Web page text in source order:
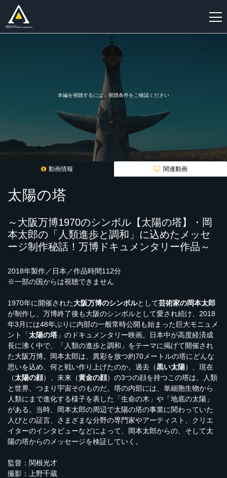
本編を視聴するには、視聴条件をご確認ください
動画情報 関連動画
太陽の塔
～大阪万博1970のシンボル【太陽の塔】・岡
本太郎の「人類進歩と調和」に込めたメッセ
ージ制作秘話！万博ドキュメンタリー作品～
2018年製作／日本／作品時間112分
※一部の国からは視聴できません
1970年に開催された大阪万博のシンボルとして芸術家の岡本太郎
が制作し、万博終了後も大阪のシンボルとして愛され続け、2018
年3月には48年ぶりに内部の一般常時公開も始まった巨大モニュメ
ント「太陽の塔 」のドキュメンタリー映画。日本中が高度経済成
長に沸く中で、「人類の進歩と調和」をテーマに掲げて開催され
た大阪万博。岡本太郎は、異彩を放つ約70メートルの塔にどんな
思いを込め、何と戦い作り上げたのか。過去（黒い太陽）、現在
（太陽の顔）、未来（黄金の顔）の3つの顔を持つこの塔は、人類
と世界、つまり宇宙そのものだ。塔の内部には、単細胞生物から
人類にまで進化する様子を表した「生命の木」や「地底の太陽」
がある。当時、岡本太郎の周辺で太陽の塔の事業に関わっていた
人びとの証言、さまざまな分野の専門家やアーティスト、クリエ
イターのインタビューなどによって、岡本太郎からの、そして太
陽の塔からのメッセージを検証していく。
監督：関根光才
撮影：上野千蔵